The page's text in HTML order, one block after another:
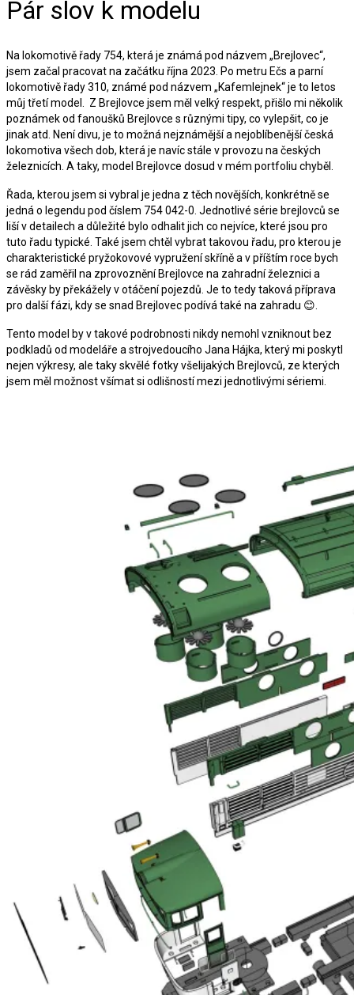
Pár slov k modelu
Na lokomotivě řady 754, která je známá pod názvem „Brejlovec“,
jsem začal pracovat na začátku října 2023. Po metru Ečs a parní
lokomotivě řady 310, známé pod názvem „Kafemlejnek“ je to letos
můj třetí model. Z Brejlovce jsem měl velký respekt, přišlo mi několik
poznámek od fanoušků Brejlovce s různými tipy, co vylepšit, co je
jinak atd. Není divu, je to možná nejznámější a nejoblíbenější česká
lokomotiva všech dob, která je navíc stále v provozu na českých
železnicích. A taky, model Brejlovce dosud v mém portfoliu chyběl.
Řada, kterou jsem si vybral je jedna z těch novějších, konkrétně se
jedná o legendu pod číslem 754 042-0. Jednotlivé série brejlovců se
liší v detailech a důležité bylo odhalit jich co nejvíce, které jsou pro
tuto řadu typické. Také jsem chtěl vybrat takovou řadu, pro kterou je
charakteristické pryžokovové vypružení skříně a v příštím roce bych
se rád zaměřil na zprovoznění Brejlovce na zahradní železnici a
závěsky by překážely v otáčení pojezdů. Je to tedy taková příprava
pro další fázi, kdy se snad Brejlovec podívá také na zahradu 😊.
Tento model by v takové podrobnosti nikdy nemohl vzniknout bez
podkladů od modeláře a strojvedoucího Jana Hájka, který mi poskytl
nejen výkresy, ale taky skvělé fotky všelijakých Brejlovců, ze kterých
jsem měl možnost všímat si odlišností mezi jednotlivými sériemi.